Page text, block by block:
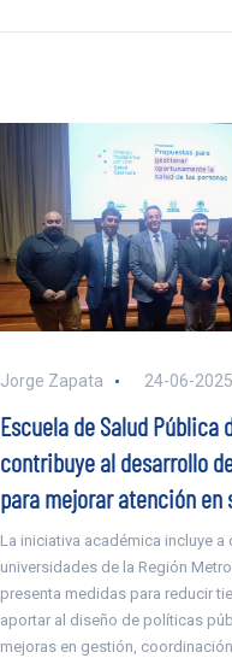
Jorge Zapata 24-06-2025
Escuela de Salud Pública
contribuye al desarrollo
para mejorar atención en
La iniciativa académica incluye a
universidades de la Región
presenta medidas para reducir
aportar al diseño de políticas
mejoras en gestión,